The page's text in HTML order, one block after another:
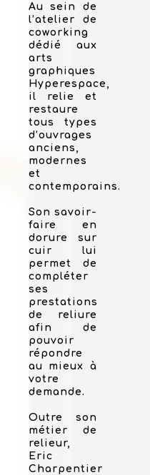
Au sein de
l’atelier de
coworking
dédié aux
arts
graphiques
Hyperespace,
il relie et
restaure
tous types
d’ouvrages
anciens,
modernes
et
contemporains.
Son savoir-
faire en
dorure sur
cuir lui
permet de
compléter
ses
prestations
de reliure
afin de
pouvoir
répondre
au mieux à
votre
demande.
Outre son
métier de
relieur,
Eric
Charpentier